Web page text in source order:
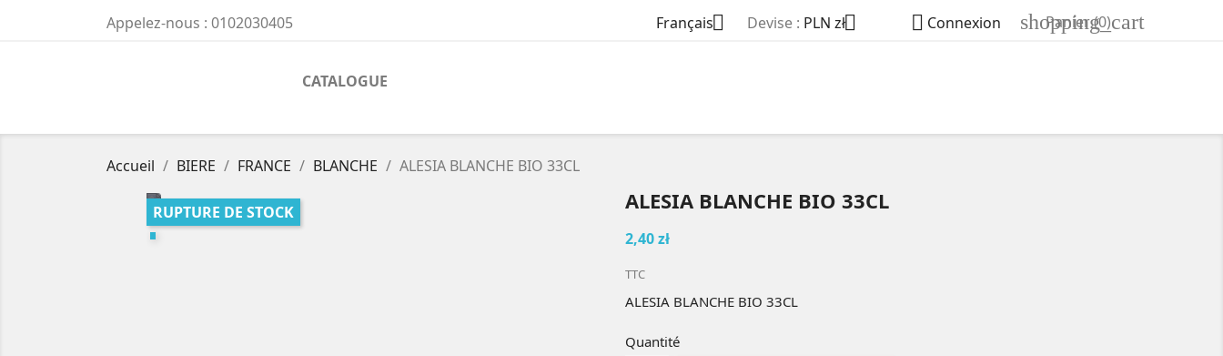
Appelez-nous : 0102030405 Français Devise : PLN zł  Connexion shopping_cart
Panier(0)
CATALOGUE
Accueil BIERE FRANCE BLANCHE ALESIA BLANCHE BIO 33CL
RUPTURE DE STOCK ALESIA BLANCHE BIO 33CL
2,40 zł
TTC
ALESIA BLANCHE BIO 33CL
Quantité